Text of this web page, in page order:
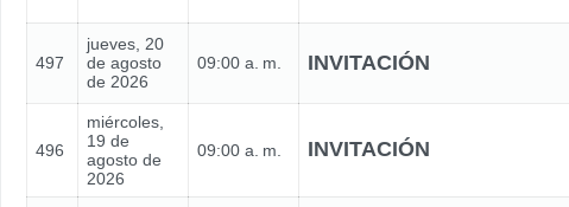
497
jueves, 20
de agosto
de 2026
09:00 a. m. INVITACIÓN
496
miércoles,
19 de
agosto de
2026
09:00 a. m. INVITACIÓN